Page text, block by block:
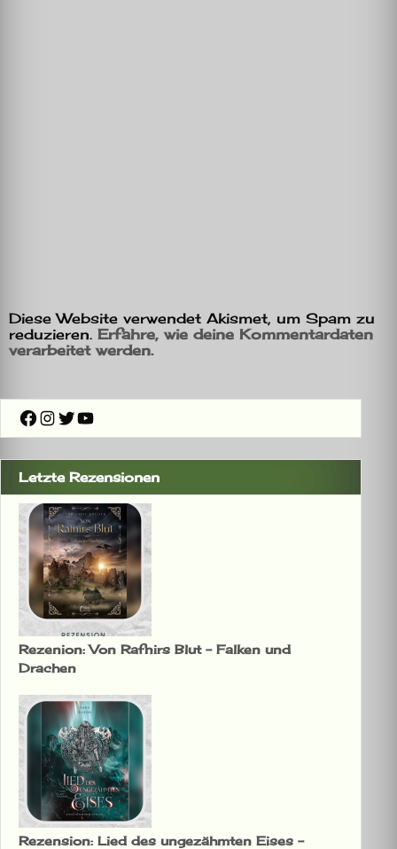
Diese Website verwendet Akismet, um Spam zu
reduzieren. Erfahre, wie deine Kommentardaten
verarbeitet werden.
Facebook
Instagram
Twitter
YouTube
Letzte Rezensionen
Rezenion: Von Rafnirs Blut – Falken und
Drachen
Rezension: Lied des ungezähmten Eises –